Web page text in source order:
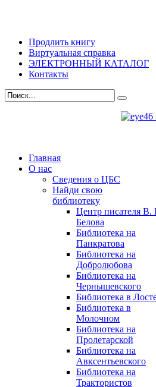
Продлить книгу
Виртуальная справка
ЭЛЕКТРОННЫЙ КАТАЛОГ
Контакты
Главная
О нас
Сведения о ЦБС
Найди свою
библиотеку
Центр писателя В.
Белова
Библиотека на
Панкратова
Библиотека на
Добролюбова
Библиотека на
Чернышевского
Библиотека в
Библиотека в
Молочном
Библиотека на
Пролетарской
Библиотека на
Авксентьевского
Библиотека на
Трактористов